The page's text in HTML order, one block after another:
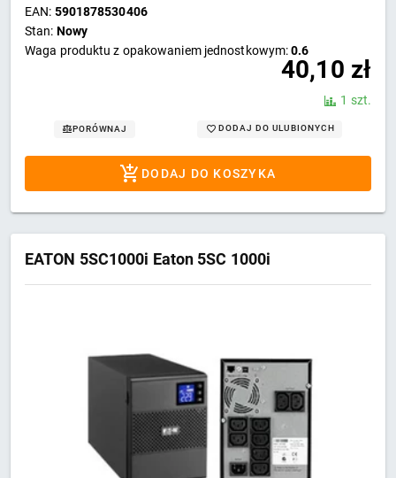
EAN: 5901878530406
Stan: Nowy
Waga produktu z opakowaniem jednostkowym:0.6
40,10 zł
1 szt.
PORÓWNAJ DODAJ DO ULUBIONYCH
DODAJ DO KOSZYKA
EATON 5SC1000i Eaton 5SC 1000i